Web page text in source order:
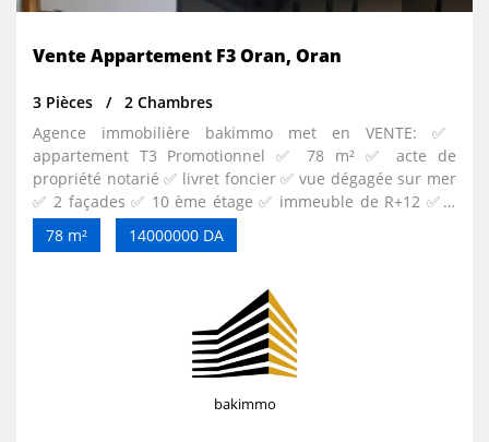
Vente Appartement F3 Oran, Oran
3 Pièces
2 Chambres
Agence immobilière bakimmo met en VENTE: ✅️
appartement T3 Promotionnel ✅️ 78 m² ✅️ acte de
propriété notarié ✅️ livret foncier ✅️ vue dégagée sur mer
✅️ 2 façades ✅️ 10 ème étage ✅️ immeuble de R+12 ✅️ 2
ascenseurs ✅️ Chauffage central radiateurs ✅️ Chauffe
eau ✅️ Cuisine aménagée moderne non équipée. ✅️ eau
parking sous-sol avec paiement de charge ou d'acheter
une place parking. ✅️ très aérée ✅️ très ensoleillée
78 m² 14000000 DA
bakimmo